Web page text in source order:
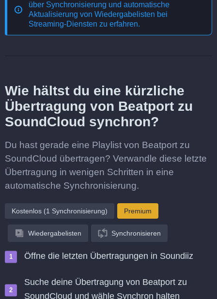
über Synchronisierung und automatische
Aktualisierung von Wiedergabelisten bei
Streaming-Diensten zu erfahren.
Wie hältst du eine kürzliche
Übertragung von Beatport zu
SoundCloud synchron?
Du hast gerade eine Playlist von Beatport zu
SoundCloud übertragen? Verwandle diese letzte
Übertragung in wenigen Schritten in eine
automatische Synchronisierung.
Kostenlos (1 Synchronisierung) Premium
Wiedergabelisten Synchronisieren
Öffne die letzten Übertragungen in Soundiiz
Suche deine Übertragung von Beatport zu
SoundCloud und wähle Synchron halten